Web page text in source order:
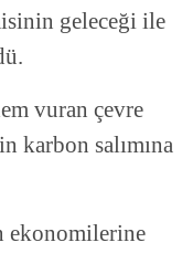
geleceği ile
vuran çevre
karbon salımına
ekonomilerine